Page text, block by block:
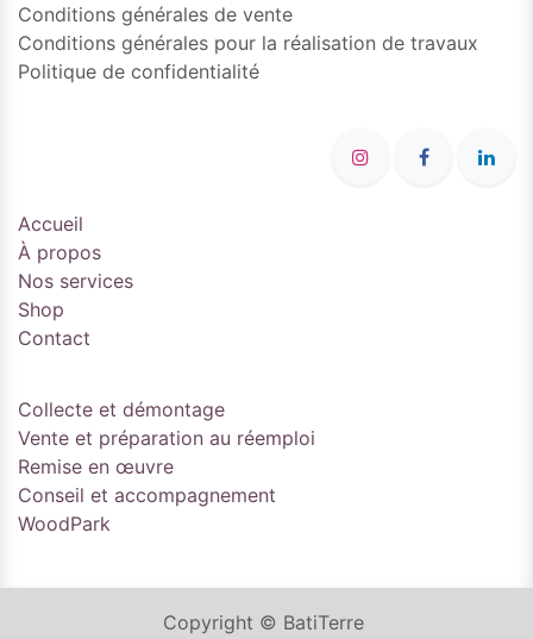
Conditions générales de vente
Conditions générales pour la réalisation de travaux
Politique de confidentialité
Accueil
À propos
Nos services
Shop
Contact
Collecte et démontage
Vente et préparation au réemploi
Remise en œuvre
Conseil et accompagnement
WoodPark
Copyright © BatiTerre